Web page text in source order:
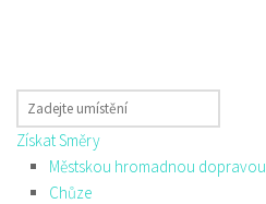
Získat Směry
Městskou hromadnou dopravou
Chůze